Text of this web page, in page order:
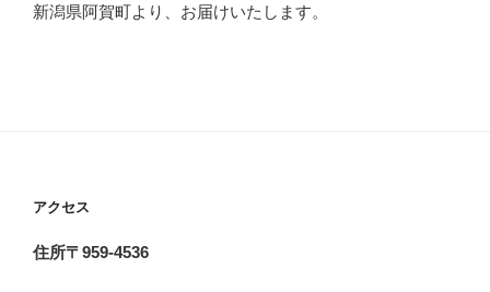
新潟県阿賀町より、お届けいたします。
アクセス
住所〒959-4536